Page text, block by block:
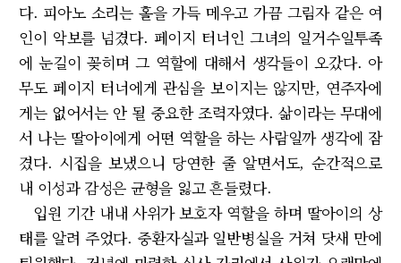
다. 피아노 소리는 홀을 가득 메우고 가끔 그림자 같은 여
인이 악보를 넘겼다. 페이지 터너인 그녀의 일거수일투족
에 눈길이 꽂히며 그 역할에 대해서 생각들이 오갔다. 아
무도 페이지 터너에게 관심을 보이지는 않지만, 연주자에
게는 없어서는 안 될 중요한 조력자였다. 삶이라는 무대에
서 나는 딸아이에게 어떤 역할을 하는 사람일까 생각에 잠
겼다. 시집을 보냈으니 당연한 줄 알면서도, 순간적으로
내 이성과 감성은 균형을 잃고 흔들렸다.
입원 기간 내내 사위가 보호자 역할을 하며 딸아이의 상
태를 알려 주었다. 중환자실과 일반병실을 거쳐 닷새 만에